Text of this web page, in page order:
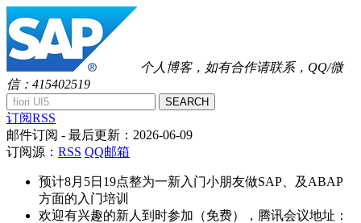
个人博客，如有合作请联系，QQ/微
信：415402519
SEARCH
订阅RSS
邮件订阅 - 最后更新： 2026-06-09
订阅源： RSS QQ邮箱
预计8月5日19点整为一新入门小朋友做SAP、及ABAP
方面的入门培训
欢迎有兴趣的新人到时参加（免费），腾讯会议地址：